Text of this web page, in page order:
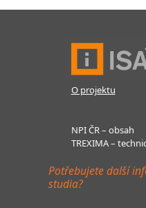
O projektu
NPI ČR – obsah
TREXIMA –
Potřebujete další
studia?